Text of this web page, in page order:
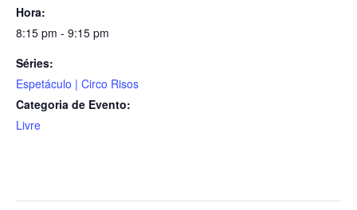
Hora:
8:15 pm - 9:15 pm
Séries:
Espetáculo | Circo Risos
Categoria de Evento:
Livre